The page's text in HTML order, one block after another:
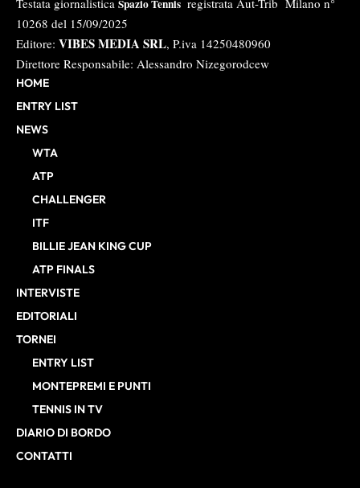
Spazio Tennis
10268 del 15/09/2025
Editore: VIBES MEDIA SRL, P.iva 14250480960
Direttore Responsabile: Alessandro Nizegorodcew
HOME
ENTRY LIST
NEWS
WTA
ATP
CHALLENGER
ITF
BILLIE JEAN KING CUP
ATP FINALS
INTERVISTE
EDITORIALI
TORNEI
ENTRY LIST
MONTEPREMI E PUNTI
TENNIS IN TV
DIARIO DI BORDO
CONTATTI